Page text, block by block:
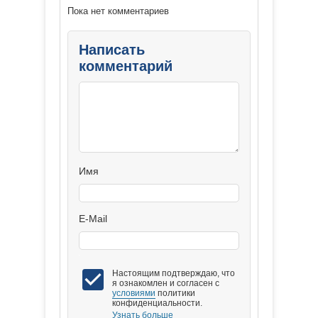
Пока нет комментариев
Написать
комментарий
Имя
E-Mail
Настоящим подтверждаю, что
я ознакомлен и согласен с
условиями политики
конфиденциальности.
Узнать больше